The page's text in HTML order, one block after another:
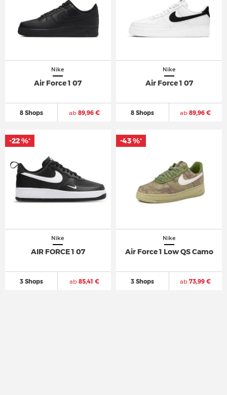
Nike
Air Force 1 07
8 Shops ab89,96 €
Nike
Air Force 1 07
8 Shops ab 89,96 €
Nike
AIR FORCE 1 07
3 Shops ab85,41 €
-22 %*
-22 %*
Nike
Air Force 1 Low QS Camo
3 Shops ab 73,99 €
-43 %*
-43 %*